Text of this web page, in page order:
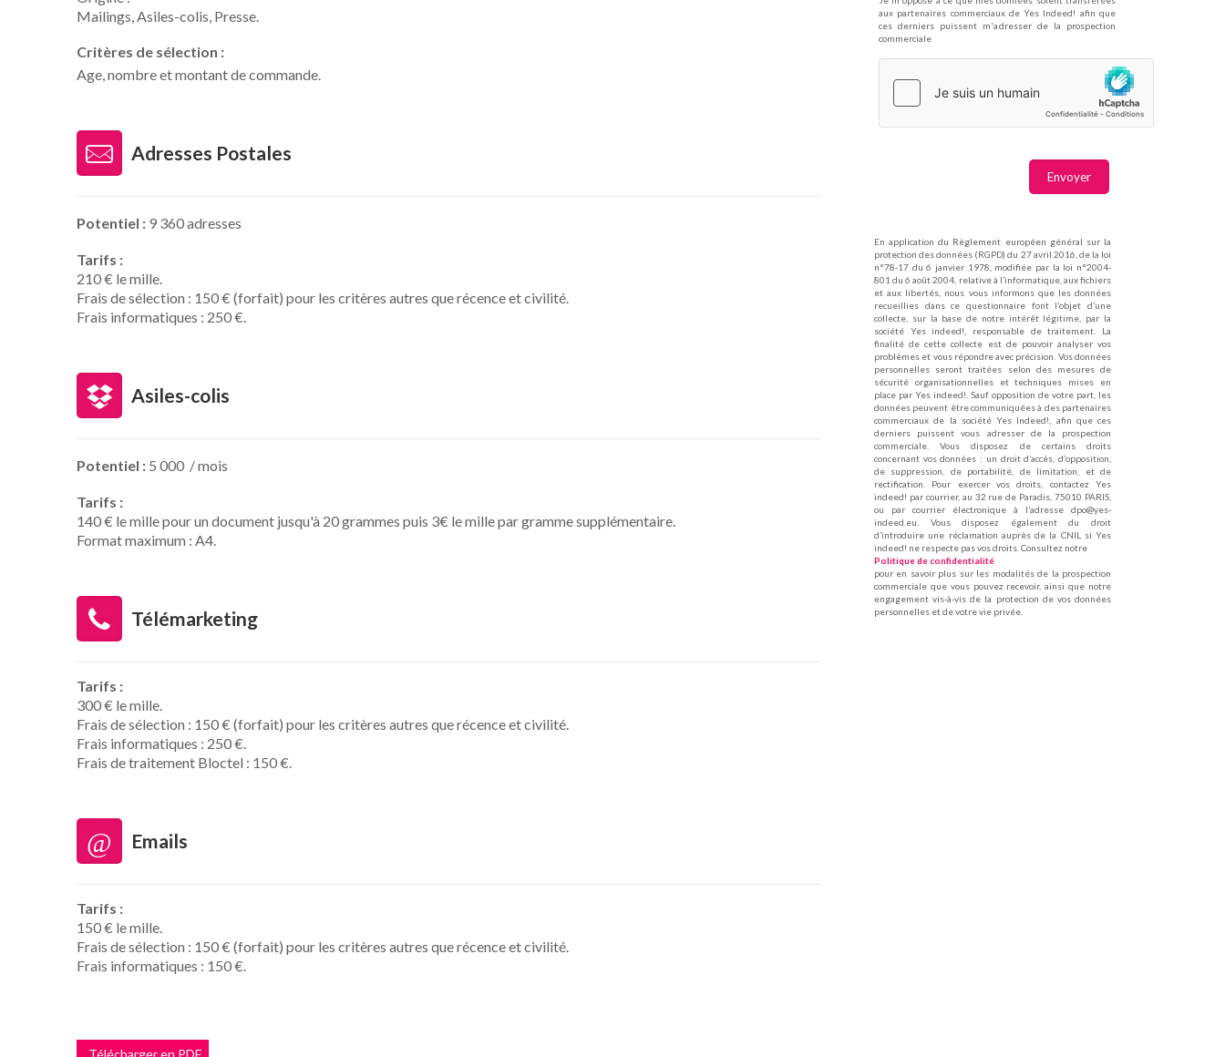
Mailings, Asiles-colis, Presse.
Critères de sélection :
Age, nombre et montant de commande.
Adresses Postales
Potentiel : 9 360 adresses
Tarifs :
210 € le mille.
Frais de sélection : 150 € (forfait) pour les critères autres que récence et civilité.
Frais informatiques : 250 €.
Asiles-colis
Potentiel : 5 000 / mois
Tarifs :
140 € le mille pour un document jusqu'à 20 grammes puis 3€ le mille par gramme supplémentaire.
Format maximum : A4.
Télémarketing
Tarifs :
300 € le mille.
Frais de sélection : 150 € (forfait) pour les critères autres que récence et civilité.
Frais informatiques : 250 €.
Frais de traitement Bloctel : 150 €.
Emails
Tarifs :
150 € le mille.
Frais de sélection : 150 € (forfait) pour les critères autres que récence et civilité.
Frais informatiques : 150 €.
aux partenaires commerciaux de Yes Indeed! afin que
ces derniers puissent m'adresser de la prospection
commerciale
En application du Règlement européen général sur la
protection des données (RGPD) du 27 avril 2016, de la loi
n°78-17 du 6 janvier 1978, modifiée par la loi n°2004-
801 du 6 août 2004, relative à l’informatique, aux fichiers
et aux libertés, nous vous informons que les données
recueillies dans ce questionnaire font l’objet d’une
collecte, sur la base de notre intérêt légitime, par la
société Yes indeed!, responsable de traitement. La
finalité de cette collecte est de pouvoir analyser vos
problèmes et vous répondre avec précision. Vos données
personnelles seront traitées selon des mesures de
sécurité organisationnelles et techniques mises en
place par Yes indeed!. Sauf opposition de votre part, les
données peuvent être communiquées à des partenaires
commerciaux de la société Yes Indeed!, afin que ces
derniers puissent vous adresser de la prospection
commerciale. Vous disposez de certains droits
concernant vos données : un droit d’accès, d’opposition,
de suppression, de portabilité, de limitation, et de
rectification. Pour exercer vos droits, contactez Yes
indeed! par courrier, au 32 rue de Paradis, 75010 PARIS,
ou par courrier électronique à l’adresse dpo@yes-
indeed.eu. Vous disposez également du droit
d’introduire une réclamation auprès de la CNIL si Yes
indeed! ne respecte pas vos droits. Consultez notre
Politique de confidentialité
pour en savoir plus sur les modalités de la prospection
commerciale que vous pouvez recevoir, ainsi que notre
engagement vis-à-vis de la protection de vos données
personnelles et de votre vie privée.